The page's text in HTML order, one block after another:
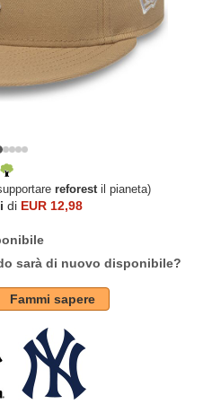
reforestil pianeta)
di EUR 12,98
sarà di nuovo disponibile?
Fammi sapere